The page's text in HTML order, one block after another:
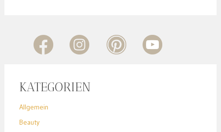
KATEGORIEN
Allgemein
Beauty